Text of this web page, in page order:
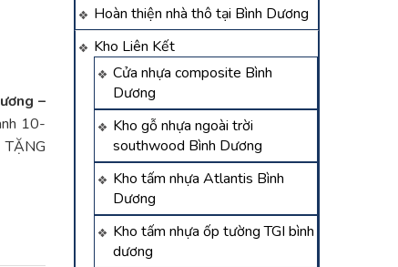
Hoàn thiện nhà thô tại Bình Dương
Kho Liên Kết
Cửa nhựa composite Bình
Dương
Kho gỗ nhựa ngoài trời
southwood Bình Dương
Kho tấm nhựa Atlantis Bình
Dương
Kho tấm nhựa ốp tường TGI bình
dương
–
10-
TẶNG